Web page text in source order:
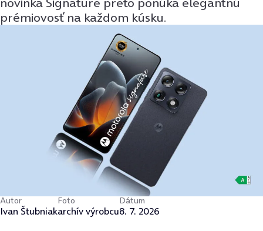
prémiovosť na každom kúsku.
Autor
Ivan Štubniak
Foto
archív výrobcu
Dátum
8. 7. 2026